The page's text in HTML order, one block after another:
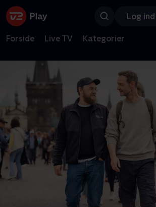
Log ind
Forside Live TV Kategorier